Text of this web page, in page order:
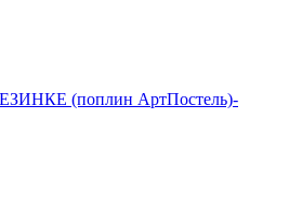
(поплин АртПостель)-